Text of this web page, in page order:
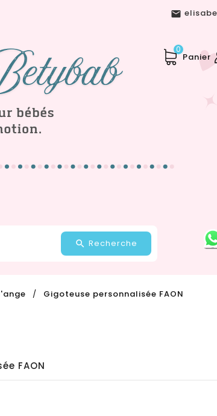

Panier
0
Recherche
Gigoteuse personnalisée FAON
FAON